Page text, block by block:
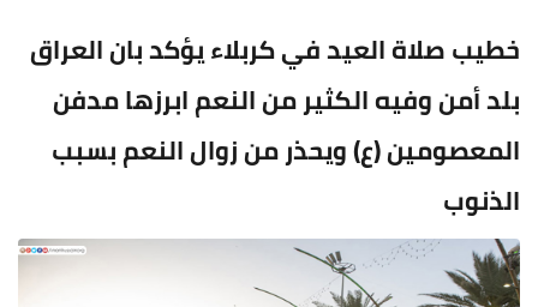
خطيب صلاة العيد في كربلاء يؤكد بان العراق
بلد أمن وفيه الكثير من النعم ابرزها مدفن
المعصومين (ع) ويحذر من زوال النعم بسبب
الذنوب